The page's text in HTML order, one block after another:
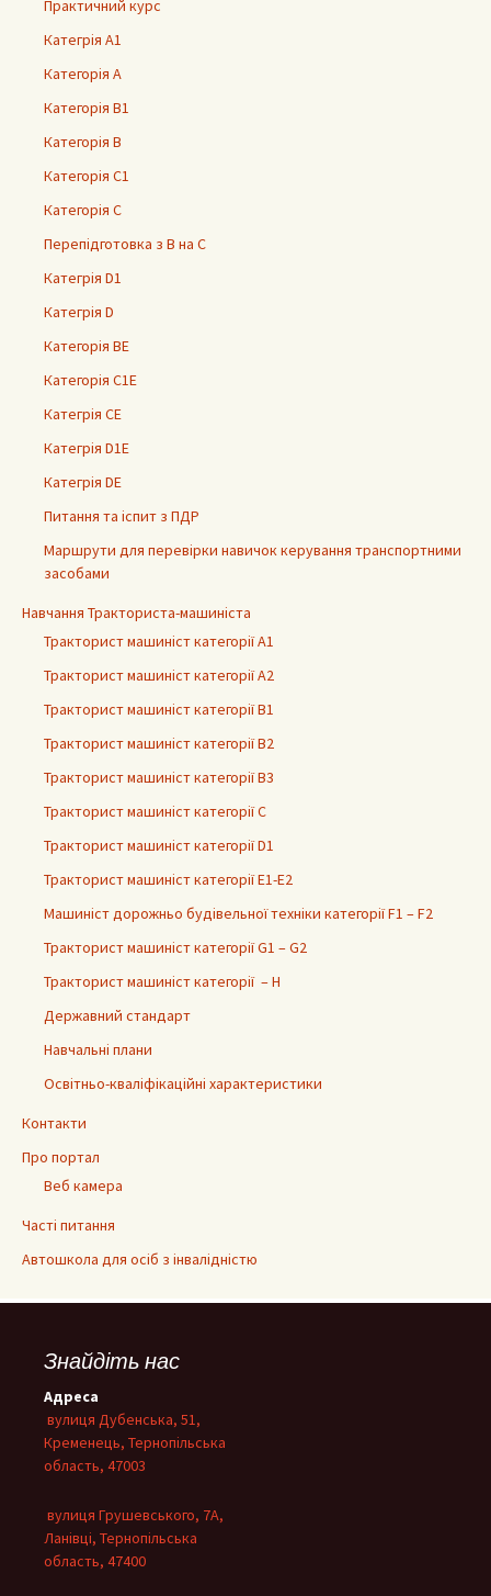
Практичний курс
Категрія А1
Категорія А
Категорія В1
Категорія В
Категорія С1
Категорія С
Перепідготовка з В на С
Категрія D1
Категрія D
Категорія ВЕ
Категорія С1Е
Категрія СЕ
Категрія D1E
Категрія DE
Питання та іспит з ПДР
Маршрути для перевірки навичок керування транспортними
засобами
Навчання Тракториста-машиніста
Тракторист машиніст категорії А1
Тракторист машиніст категорії А2
Тракторист машиніст категорії В1
Тракторист машиніст категорії B2
Тракторист машиніст категорії B3
Тракторист машиніст категорії С
Тракторист машиніст категорії D1
Тракторист машиніст категорії E1-E2
Машиніст дорожньо будівельної техніки категорії F1 – F2
Тракторист машиніст категорії G1 – G2
Тракторист машиніст категорії – H
Державний стандарт
Навчальні плани
Освітньо-кваліфікаційні характеристики
Контакти
Про портал
Веб камера
Часті питання
Автошкола для осіб з інвалідністю
Знайдіть нас
Адреса
вулиця Дубенська, 51,
Кременець, Тернопільська
область, 47003
вулиця Грушевського, 7А,
Ланівці, Тернопільська
область, 47400